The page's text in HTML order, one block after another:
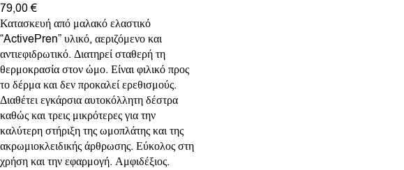
79,00€
Κατασκευή από μαλακό ελαστικό
“ActivePren” υλικό, αεριζόμενο και
αντιεφιδρωτικό. Διατηρεί σταθερή τη
θερμοκρασία στον ώμο. Είναι φιλικό προς
το δέρμα και δεν προκαλεί ερεθισμούς.
Διαθέτει εγκάρσια αυτοκόλλητη δέστρα
καθώς και τρεις μικρότερες για την
καλύτερη στήριξη της ωμοπλάτης και της
ακρωμιοκλειδικής άρθρωσης. Εύκολος στη
χρήση και την εφαρμογή. Αμφιδέξιος.